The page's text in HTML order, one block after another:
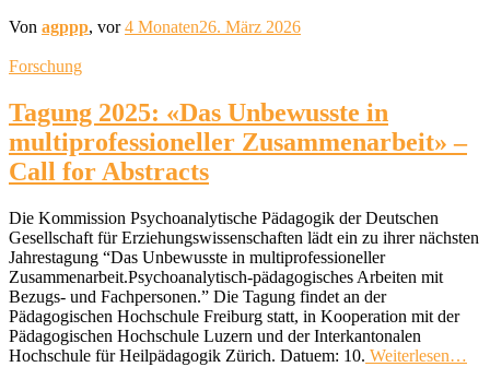
Von agppp, vor4 Monaten26. März 2026
Forschung
Tagung 2025: «Das Unbewusste in
multiprofessioneller Zusammenarbeit» –
Call for Abstracts
Die Kommission Psychoanalytische Pädagogik der Deutschen
Gesellschaft für Erziehungswissenschaften lädt ein zu ihrer nächsten
Jahrestagung “Das Unbewusste in multiprofessioneller
Zusammenarbeit.Psychoanalytisch-pädagogisches Arbeiten mit
Bezugs- und Fachpersonen.” Die Tagung findet an der
Pädagogischen Hochschule Freiburg statt, in Kooperation mit der
Pädagogischen Hochschule Luzern und der Interkantonalen
Hochschule für Heilpädagogik Zürich. Datuem: 10. Weiterlesen…